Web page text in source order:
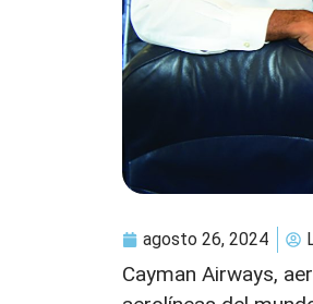
agosto 26, 2024
Cayman Airways,